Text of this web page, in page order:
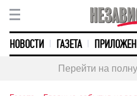
НОВОСТИ ГАЗЕТА
Перейти на